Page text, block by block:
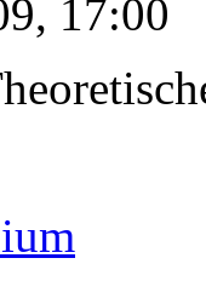
17:00